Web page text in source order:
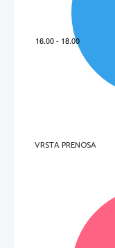
VRSTA PRENOSA